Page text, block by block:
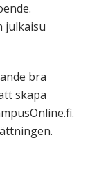
julkaisu
bra
skapa